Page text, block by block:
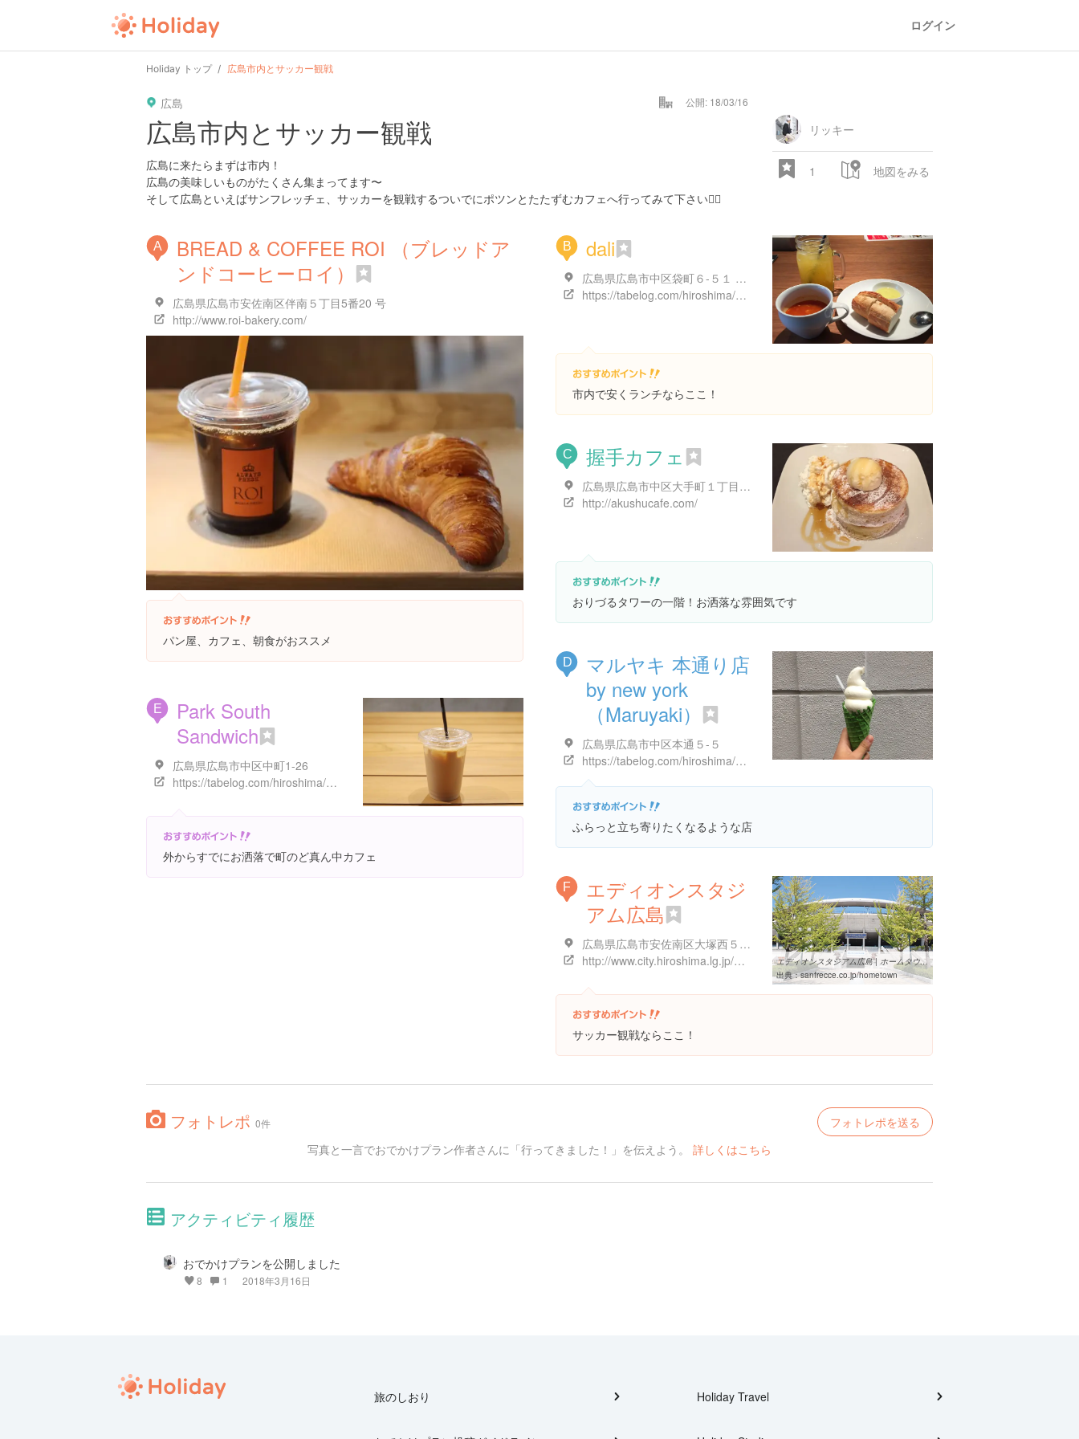
ログイン
Holiday トップ 広島市内とサッカー観戦
広島 公開: 18/03/16
広島市内とサッカー観戦
広島に来たらまずは市内！
広島の美味しいものがたくさん集まってます〜
そして広島といえばサンフレッチェ、サッカーを観戦するついでにポツンとたたずむカフェへ行ってみて下さい👌🏻
リッキー
1 地図をみる
A
BREAD & COFFEE ROI （ブレッドア
ンドコーヒーロイ）
広島県広島市安佐南区伴南５丁目5番20 号
http://www.roi-bakery.com/
パン屋、カフェ、朝食がおススメ
B dali
広島県広島市中区袋町６-５１ サンポークリエイトビル 1F
https://tabelog.com/hiroshima/A3401/A340114/34022961/
市内で安くランチならここ！
C 握手カフェ
広島県広島市中区大手町１丁目２-１ おりづるタワー内
http://akushucafe.com/
おりづるタワーの一階！お洒落な雰囲気です
D
マルヤキ 本通り店
by new york
（Maruyaki）
広島県広島市中区本通５-５
https://tabelog.com/hiroshima/A3401/A340101/34024105/
ふらっと立ち寄りたくなるような店
E
Park South
Sandwich
広島県広島市中区中町1-26
https://tabelog.com/hiroshima/A3401/A340101/34023804/
外からすでにお洒落で町のど真ん中カフェ
F
エディオンスタジ
アム広島
広島県広島市安佐南区大塚西５丁目１-１
http://www.city.hiroshima.lg.jp/www/index.html
エディオンスタジアム広島 | ホームタウン | サンフレッチェ広島 ...
出典：sanfrecce.co.jp/hometown
サッカー観戦ならここ！
フォトレポ 0件
フォトレポを送る
写真と一言でおでかけプラン作者さんに「行ってきました！」を伝えよう。 詳しくはこちら
アクティビティ履歴
おでかけプランを公開しました
8 1 2018年3月16日
旅のしおり Holiday Travel